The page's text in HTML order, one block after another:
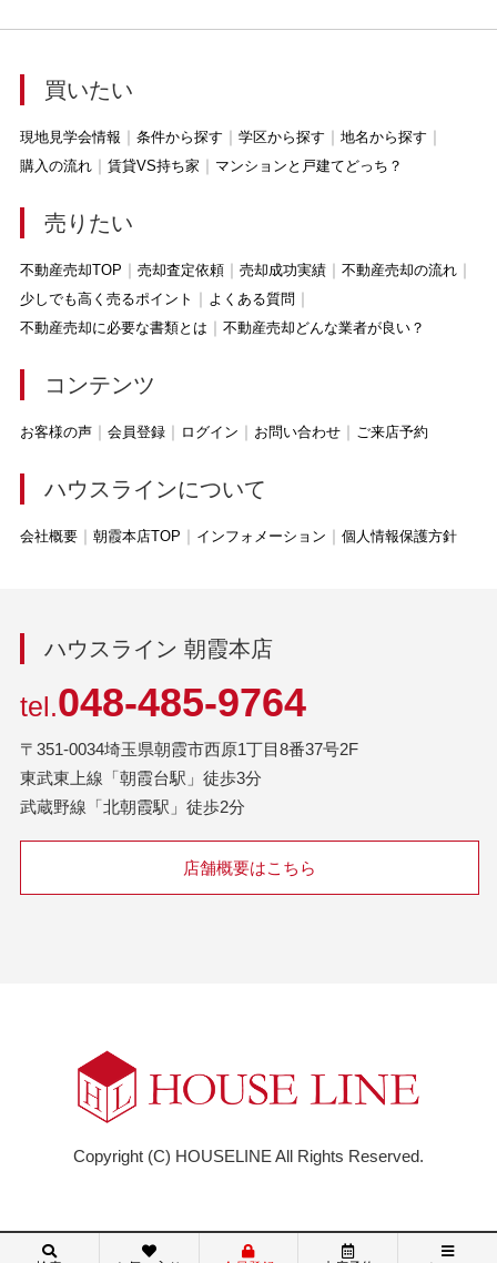
買いたい
現地見学会情報 条件から探す 学区から探す
地名から探す
購入の流れ
賃貸VS持ち家 マンションと戸建てどっち？
売りたい
不動産売却TOP 売却査定依頼 売却成功実績
不動産売却の流れ
少しでも高く売るポイント
よくある質問
不動産売却に必要な書類とは
不動産売却どんな業者が良い？
コンテンツ
お客様の声 会員登録 ログイン お問い合わせ ご来店予約
ハウスラインについて
会社概要 朝霞本店TOP インフォメーション 個人情報保護方針
ハウスライン 朝霞本店
tel.048-485-9764
〒351-0034埼玉県朝霞市西原1丁目8番37号2F
東武東上線「朝霞台駅」徒歩3分
武蔵野線「北朝霞駅」徒歩2分
店舗概要はこちら
Copyright (C) HOUSELINE All Rights Reserved.